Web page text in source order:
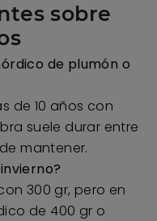
sobre
de plumón o
de 10 años con
suele durar entre
mantener.
300 gr, pero en
de 400 gr o